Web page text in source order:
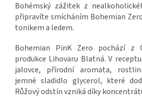
Bohémský zážitek z
připravíte smícháním Bohemian
tonikem a ledem.
Bohemian PinK Zero pochází z
produkce Lihovaru Blatná. V
jalovce, přírodní aromata,
jemné sladidlo glycerol, které
Růžový odstín vzniká díky